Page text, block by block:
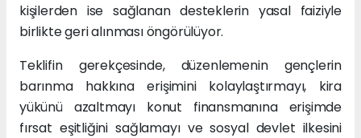
kişilerden ise sağlanan desteklerin yasal faiziyle
birlikte geri alınması öngörülüyor.
Teklifin gerekçesinde, düzenlemenin gençlerin
barınma hakkına erişimini kolaylaştırmayı, kira
yükünü azaltmayı konut finansmanına erişimde
fırsat eşitliğini sağlamayı ve sosyal devlet ilkesini